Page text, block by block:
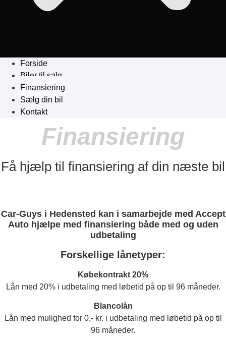
Forside
Biler til salg
Finansiering
Sælg din bil
Kontakt
Finansiering
Få hjælp til finansiering af din næste bil
Car-Guys i Hedensted kan i samarbejde med Accept
Auto hjælpe med finansiering både med og uden
udbetaling
Forskellige lånetyper:
Købekontrakt 20%
Lån med 20% i udbetaling med løbetid på op til 96 måneder.
Blancolån
Lån med mulighed for 0,- kr. i udbetaling med løbetid på op til
96 måneder.